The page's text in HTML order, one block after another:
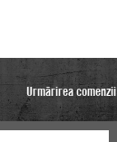
Urmărirea comenzii